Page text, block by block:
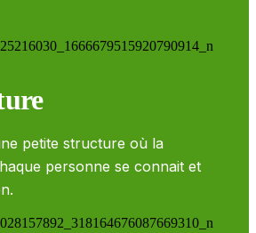
petite structure où la
personne se connait et